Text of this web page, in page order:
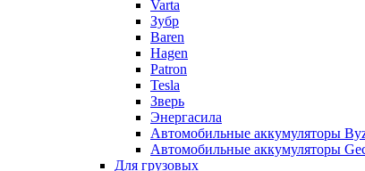
Varta
Зубр
Baren
Hagen
Patron
Tesla
Зверь
Энергасила
Автомобильные аккумуляторы
Автомобильные аккумуляторы
Для грузовых